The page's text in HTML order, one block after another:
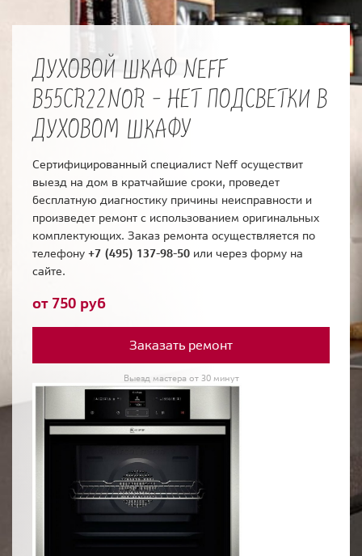
ДУХОВОЙ ШКАФ NEFF
B55CR22NOR - НЕТ ПОДСВЕТКИ В
ДУХОВОМ ШКАФУ
Сертифицированный специалист Neff осуществит
выезд на дом в кратчайшие сроки, проведет
бесплатную диагностику причины неисправности и
произведет ремонт с использованием оригинальных
комплектующих. Заказ ремонта осуществляется по
телефону +7 (495) 137-98-50 или через форму на
сайте.
от 750 руб
Заказать ремонт
Выезд мастера от 30 минут